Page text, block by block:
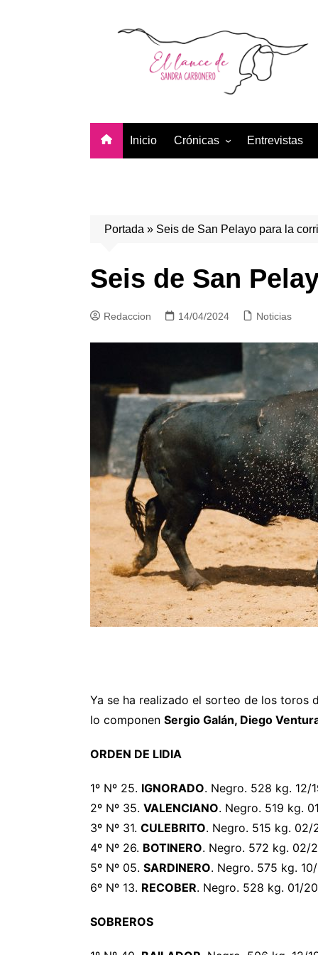
Inicio Crónicas
Temporada 2021
Entrevistas
Portada » Seis de San Pelayo para la
Seis de San
Redaccion 14/04/2024 Noticias
Ya se ha realizado el sorteo de los toros
lo componen Sergio Galán, Diego
ORDEN DE LIDIA
1º Nº 25. IGNORADO. Negro. 528 kg. 12/
2º Nº 35. VALENCIANO. Negro. 519 kg.
3º Nº 31. CULEBRITO. Negro. 515 kg. 02/
4º Nº 26. BOTINERO. Negro. 572 kg. 02/
5º Nº 05. SARDINERO. Negro. 575 kg.
6º Nº 13. RECOBER. Negro. 528 kg. 01/
SOBREROS